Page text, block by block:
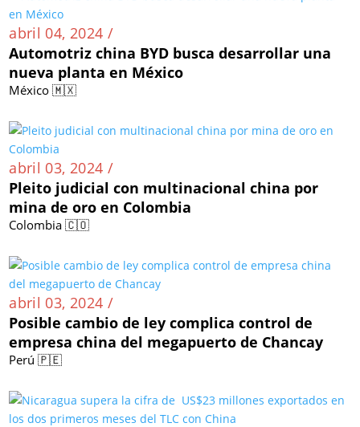
abril 04, 2024 /
Automotriz china BYD busca desarrollar una
nueva planta en México
México 🇲🇽
abril 03, 2024 /
Pleito judicial con multinacional china por
mina de oro en Colombia
Colombia 🇨🇴
abril 03, 2024 /
Posible cambio de ley complica control de
empresa china del megapuerto de Chancay
Perú 🇵🇪